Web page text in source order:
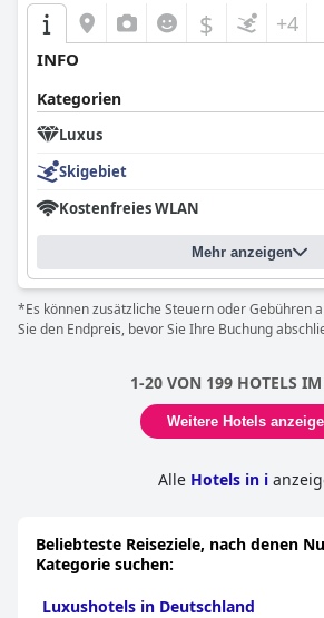
$ +4
INFO
Kategorien
Luxus
Skigebiet
Kostenfreies WLAN
Mehr anzeigen
*Es können zusätzliche Steuern oder Gebühren
Sie den Endpreis, bevor Sie Ihre Buchung
1-20 VON 199 HOTELS
Weitere Hotels
Alle Hotels in i
Beliebteste Reiseziele, nach denen
Kategorie suchen:
Luxushotels in Deutschland